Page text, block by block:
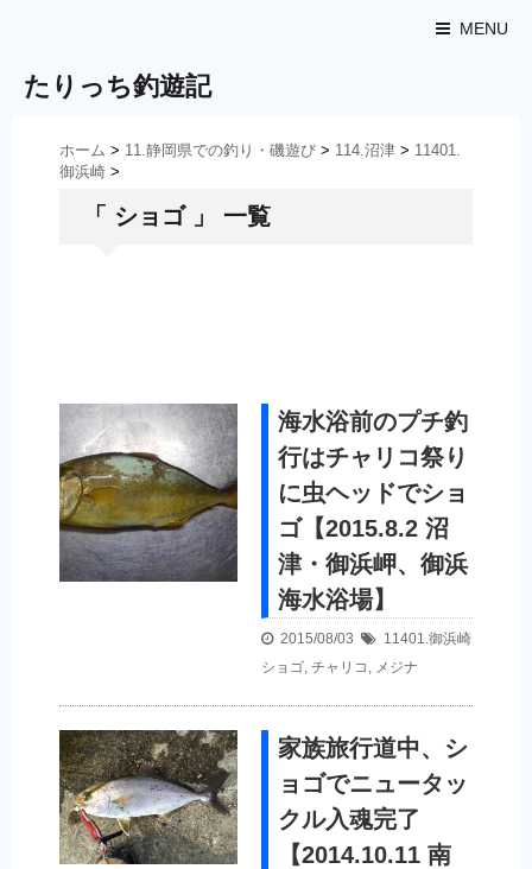
MENU
たりっち釣遊記
ホーム > 11.静岡県での釣り・磯遊び > 114.沼津 > 11401.
御浜崎 >
「 ショゴ 」 一覧
海水浴前のプチ釣
行はチャリコ祭り
に虫ヘッドでショ
ゴ【2015.8.2 沼
津・御浜岬、御浜
海水浴場】
2015/08/03
11401.御浜崎
ショゴ, チャリコ , メジナ
家族旅行道中、シ
ョゴでニュータッ
クル入魂完了
【2014.10.11 南